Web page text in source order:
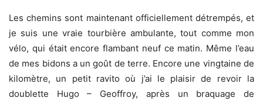
Les chemins sont maintenant officiellement détrempés, et
je suis une vraie tourbière ambulante, tout comme mon
vélo, qui était encore flambant neuf ce matin. Même l’eau
de mes bidons a un goût de terre. Encore une vingtaine de
kilomètre, un petit ravito où j’ai le plaisir de revoir la
doublette Hugo – Geoffroy, après un braquage de